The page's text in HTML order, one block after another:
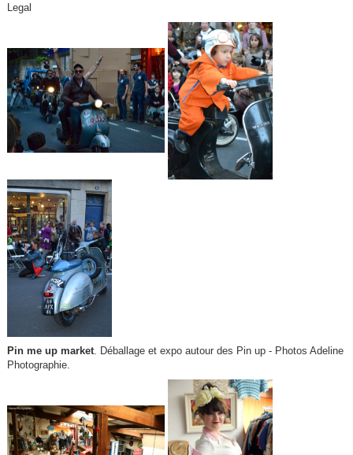
Legal
Pin me up market. Déballage et expo autour des Pin up - Photos Adeline
Photographie.